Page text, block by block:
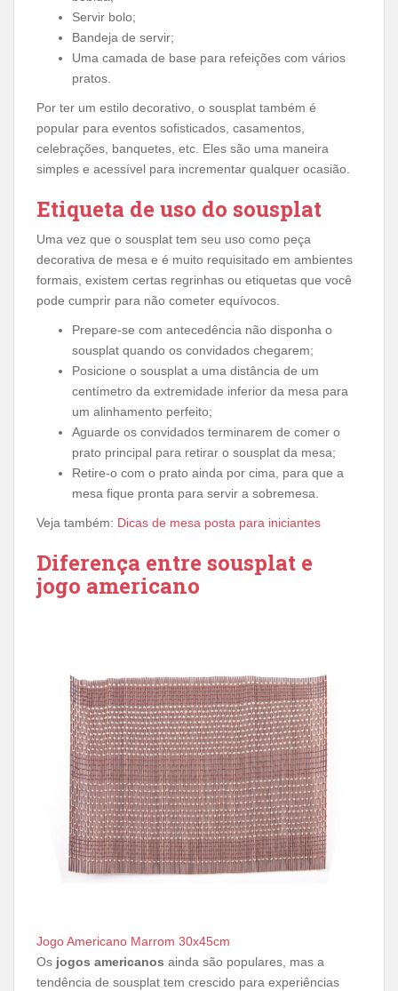
Servir bolo;
Bandeja de servir;
Uma camada de base para refeições com vários
pratos.
Por ter um estilo decorativo, o sousplat também é
popular para eventos sofisticados, casamentos,
celebrações, banquetes, etc. Eles são uma maneira
simples e acessível para incrementar qualquer ocasião.
Etiqueta de uso do sousplat
Uma vez que o sousplat tem seu uso como peça
decorativa de mesa e é muito requisitado em ambientes
formais, existem certas regrinhas ou etiquetas que você
pode cumprir para não cometer equívocos.
Prepare-se com antecedência não disponha o
sousplat quando os convidados chegarem;
Posicione o sousplat a uma distância de um
centímetro da extremidade inferior da mesa para
um alinhamento perfeito;
Aguarde os convidados terminarem de comer o
prato principal para retirar o sousplat da mesa;
Retire-o com o prato ainda por cima, para que a
mesa fique pronta para servir a sobremesa.
Veja também: Dicas de mesa posta para iniciantes
Diferença entre sousplat e
jogo americano
Jogo Americano Marrom 30x45cm
Os jogos americanos ainda são populares, mas a
tendência de sousplat tem crescido para experiências